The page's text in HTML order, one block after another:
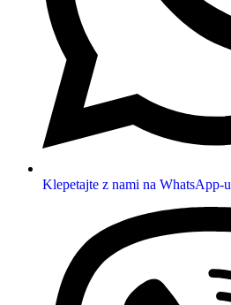
Klepetajte z nami na WhatsApp-u